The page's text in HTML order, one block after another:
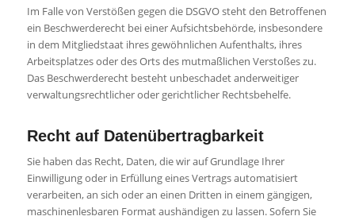
Im Falle von Verstößen gegen die DSGVO steht den Betroffenen
ein Beschwerderecht bei einer Aufsichtsbehörde, insbesondere
in dem Mitgliedstaat ihres gewöhnlichen Aufenthalts, ihres
Arbeitsplatzes oder des Orts des mutmaßlichen Verstoßes zu.
Das Beschwerderecht besteht unbeschadet anderweitiger
verwaltungsrechtlicher oder gerichtlicher Rechtsbehelfe.
Recht auf Daten­übertrag­barkeit
Sie haben das Recht, Daten, die wir auf Grundlage Ihrer
Einwilligung oder in Erfüllung eines Vertrags automatisiert
verarbeiten, an sich oder an einen Dritten in einem gängigen,
maschinenlesbaren Format aushändigen zu lassen. Sofern Sie